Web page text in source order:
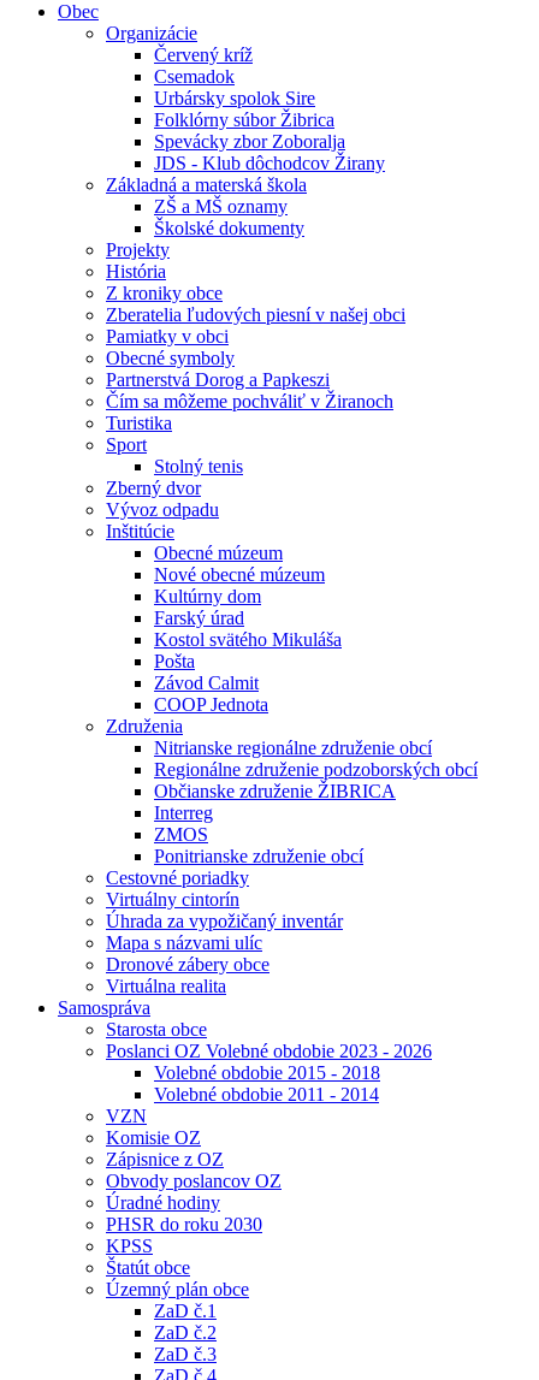
Obec
Organizácie
Červený kríž
Csemadok
Urbársky spolok Sire
Folklórny súbor Žibrica
Spevácky zbor Zoboralja
JDS - Klub dôchodcov Žirany
Základná a materská škola
ZŠ a MŠ oznamy
Školské dokumenty
Projekty
História
Z kroniky obce
Zberatelia ľudových piesní v našej obci
Pamiatky v obci
Obecné symboly
Partnerstvá Dorog a Papkeszi
Čím sa môžeme pochváliť v Žiranoch
Turistika
Sport
Stolný tenis
Zberný dvor
Vývoz odpadu
Inštitúcie
Obecné múzeum
Nové obecné múzeum
Kultúrny dom
Farský úrad
Kostol svätého Mikuláša
Pošta
Závod Calmit
COOP Jednota
Združenia
Nitrianske regionálne združenie obcí
Regionálne združenie podzoborských obcí
Občianske združenie ŽIBRICA
Interreg
ZMOS
Ponitrianske združenie obcí
Cestovné poriadky
Virtuálny cintorín
Úhrada za vypožičaný inventár
Mapa s názvami ulíc
Dronové zábery obce
Virtuálna realita
Samospráva
Starosta obce
Poslanci OZ Volebné obdobie 2023 - 2026
Volebné obdobie 2015 - 2018
Volebné obdobie 2011 - 2014
VZN
Komisie OZ
Zápisnice z OZ
Obvody poslancov OZ
Úradné hodiny
PHSR do roku 2030
KPSS
Štatút obce
Územný plán obce
ZaD č.1
ZaD č.2
ZaD č.3
ZaD č.4